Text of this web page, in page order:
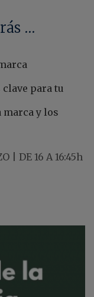
…
para tu
y los
| DE 16 A 16:45h